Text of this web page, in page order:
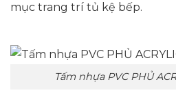
mục trang trí tủ kệ bếp.
Tấm nhựa PVC PHỦ